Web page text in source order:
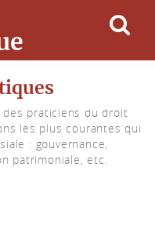
praticiens du droit
les plus courantes qui
: gouvernance,
patrimoniale, etc.